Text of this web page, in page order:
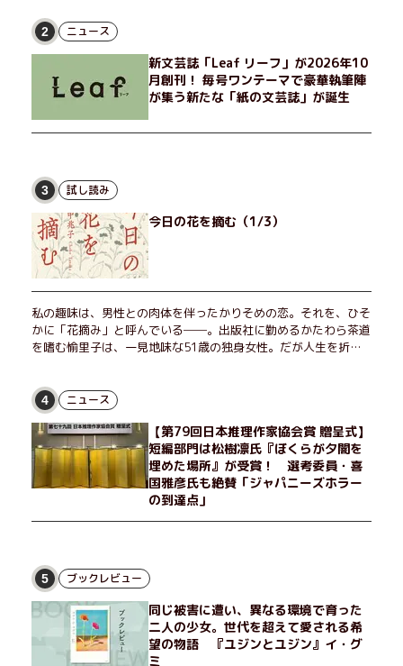
げたり、部屋でふたりだけの「台湾映画祭」を催したり。50代
独身、幼なじみの変わらぬ友情とささやかな幸せの日々を描く。
2 ニュース
新文芸誌「Leaf リーフ」が2026年10
月創刊！ 毎号ワンテーマで豪華執筆陣
が集う新たな「紙の文芸誌」が誕生
3 試し読み
今日の花を摘む（1/3）
私の趣味は、男性との肉体を伴ったかりそめの恋。それを、ひそ
かに「花摘み」と呼んでいる──。出版社に勤めるかたわら茶道
を嗜む愉里子は、一見地味な51歳の独身女性。だが人生を折り
せる男が現れた。茶の湯の粋人、70歳の万江島だ。だが彼に
は、ある秘密があった……。自分の心と身体を偽らない女たちの
姿と、その連帯を描く。赤裸々にして切実な、セクシュアリティ
をめぐる物語。
4 ニュース
【第79回日本推理作家協会賞 贈呈式】
短編部門は松樹凛氏『ぼくらが夕闇を
埋めた場所』が受賞！ 選考委員・喜
国雅彦氏も絶賛「ジャパニーズホラー
の到達点」
5 ブックレビュー
同じ被害に遭い、異なる環境で育った
二人の少女。世代を超えて愛される希
望の物語 『ユジンとユジン』イ・グ
ミ